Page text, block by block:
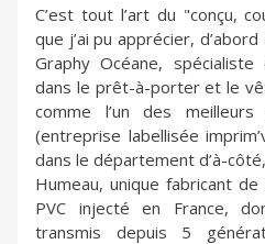
C’est tout l’art du "conçu,
que j’ai pu apprécier,
Graphy Océane,
dans le prêt-à-porter et le
comme l’un des
(entreprise labellisée
dans le département d’à-
Humeau, unique fabricant
PVC injecté en France,
transmis depuis 5